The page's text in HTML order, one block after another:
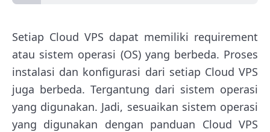
Setiap Cloud VPS dapat memiliki requirement
atau sistem operasi (OS) yang berbeda. Proses
instalasi dan konfigurasi dari setiap Cloud VPS
juga berbeda. Tergantung dari sistem operasi
yang digunakan. Jadi, sesuaikan sistem operasi
yang digunakan dengan panduan Cloud VPS